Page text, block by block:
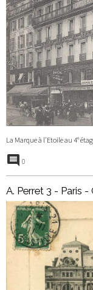
La Marque à l'Etoile au 4°
0
A. Perret 3 - Paris